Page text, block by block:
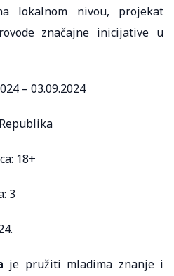
lokalnom nivou, projekat
značajne inicijative u
– 03.09.2024
18+
3
je pružiti mladima znanje i